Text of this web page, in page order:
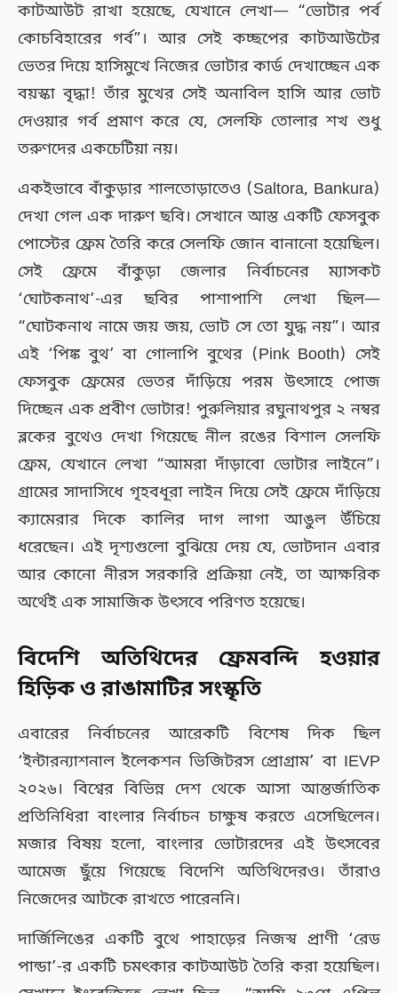
কাটআউট রাখা হয়েছে, যেখানে লেখা— “ভোটার পর্ব
কোচবিহারের গর্ব”। আর সেই কচ্ছপের কাটআউটের
ভেতর দিয়ে হাসিমুখে নিজের ভোটার কার্ড দেখাচ্ছেন এক
বয়স্কা বৃদ্ধা! তাঁর মুখের সেই অনাবিল হাসি আর ভোট
দেওয়ার গর্ব প্রমাণ করে যে, সেলফি তোলার শখ শুধু
তরুণদের একচেটিয়া নয়।
একইভাবে বাঁকুড়ার শালতোড়াতেও (Saltora, Bankura)
দেখা গেল এক দারুণ ছবি। সেখানে আস্ত একটি ফেসবুক
পোস্টের ফ্রেম তৈরি করে সেলফি জোন বানানো হয়েছিল।
সেই ফ্রেমে বাঁকুড়া জেলার নির্বাচনের ম্যাসকট
‘ঘোটকনাথ’-এর ছবির পাশাপাশি লেখা ছিল—
“ঘোটকনাথ নামে জয় জয়, ভোট সে তো যুদ্ধ নয়”। আর
এই ‘পিঙ্ক বুথ’ বা গোলাপি বুথের (Pink Booth) সেই
ফেসবুক ফ্রেমের ভেতর দাঁড়িয়ে পরম উৎসাহে পোজ
দিচ্ছেন এক প্রবীণ ভোটার! পুরুলিয়ার রঘুনাথপুর ২ নম্বর
ব্লকের বুথেও দেখা গিয়েছে নীল রঙের বিশাল সেলফি
ফ্রেম, যেখানে লেখা “আমরা দাঁড়াবো ভোটার লাইনে”।
গ্রামের সাদাসিধে গৃহবধূরা লাইন দিয়ে সেই ফ্রেমে দাঁড়িয়ে
ক্যামেরার দিকে কালির দাগ লাগা আঙুল উঁচিয়ে
ধরেছেন। এই দৃশ্যগুলো বুঝিয়ে দেয় যে, ভোটদান এবার
আর কোনো নীরস সরকারি প্রক্রিয়া নেই, তা আক্ষরিক
অর্থেই এক সামাজিক উৎসবে পরিণত হয়েছে।
বিদেশি অতিথিদের ফ্রেমবন্দি হওয়ার
হিড়িক ও রাঙামাটির সংস্কৃতি
এবারের নির্বাচনের আরেকটি বিশেষ দিক ছিল
‘ইন্টারন্যাশনাল ইলেকশন ভিজিটরস প্রোগ্রাম’ বা IEVP
২০২৬। বিশ্বের বিভিন্ন দেশ থেকে আসা আন্তর্জাতিক
প্রতিনিধিরা বাংলার নির্বাচন চাক্ষুষ করতে এসেছিলেন।
মজার বিষয় হলো, বাংলার ভোটারদের এই উৎসবের
আমেজ ছুঁয়ে গিয়েছে বিদেশি অতিথিদেরও। তাঁরাও
নিজেদের আটকে রাখতে পারেননি।
দার্জিলিঙের একটি বুথে পাহাড়ের নিজস্ব প্রাণী ‘রেড
পান্ডা’-র একটি চমৎকার কাটআউট তৈরি করা হয়েছিল।